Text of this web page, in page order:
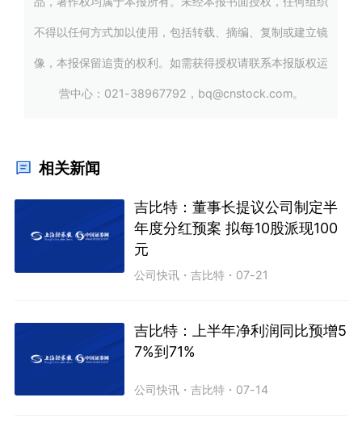
不得以任何方式加以使用，包括转载、摘编、复制或建立镜
像，本报保留追责的权利。如需获得授权请联系本报版权运
营中心：021-38967792，bq@cnstock.com。
相关新闻
吉比特：董事长提议公司制定半
年度分红预案 拟每10股派现100
元
公司快讯 ・吉比特 ・ 07-21
吉比特：上半年净利润同比预增5
7%到71%
公司快讯 ・吉比特 ・ 07-14